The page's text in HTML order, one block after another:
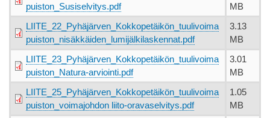
puiston_Susiselvitys.pdf
MB
LIITE_22_Pyhäjärven_Kokkopetäikön_tuulivoima
puiston_nisäkkäiden_lumijälkilaskennat.pdf
3.13
MB
LIITE_23_Pyhäjärven_Kokkopetäikön_tuulivoima
puiston_Natura-arviointi.pdf
3.01
MB
LIITE_25_Pyhäjärven_Kokkopetäikön_tuulivoima
puiston_voimajohdon liito-oravaselvitys.pdf
1.05
MB